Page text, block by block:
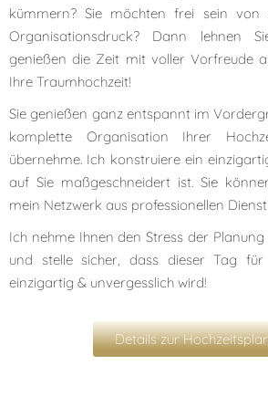
kümmern? Sie möchten frei sein von
Organisationsdruck? Dann lehnen
genießen die Zeit mit voller Vorfreude
Ihre Traumhochzeit!
Sie genießen ganz entspannt im
komplette Organisation Ihrer
übernehme. Ich konstruiere ein
auf Sie maßgeschneidert ist. Sie
mein Netzwerk aus professionellen
Ich nehme Ihnen den Stress der
und stelle sicher, dass dieser Tag
einzigartig & unvergesslich wird!
Details zur